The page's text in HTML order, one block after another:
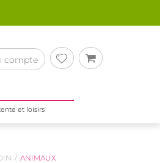
compte
et loisirs
ANIMAUX